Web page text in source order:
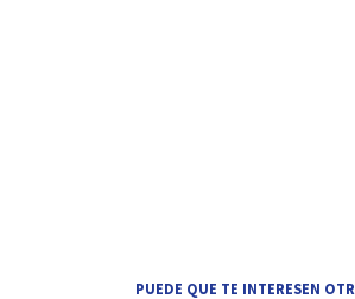
PUEDE QUE TE INTERESEN